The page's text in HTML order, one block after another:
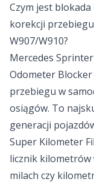
Czym jest
korekcji
W907/W910?
Mercedes
Odometer
przebiegu w
osiągów. To
generacji
Super Kilometer
licznik kilometrów
milach czy